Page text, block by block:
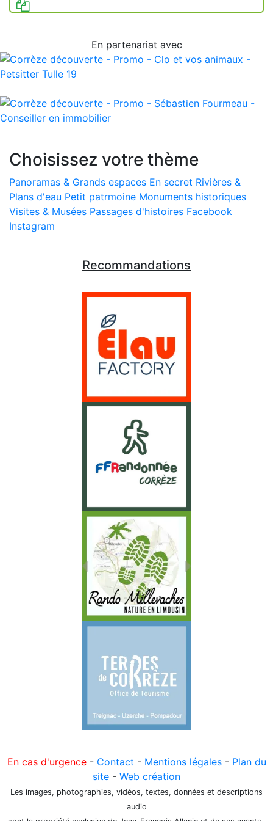
En partenariat avec
Choisissez votre thème
Panoramas & Grands espaces En secret Rivières &
Plans d'eau Petit patrmoine Monuments historiques
Visites & Musées Passages d'histoires Facebook
Instagram
Recommandations
En cas d'urgence- Contact - Mentions légales- Plan du
site - Web création
Les images, photographies, vidéos, textes, données et descriptions
audio